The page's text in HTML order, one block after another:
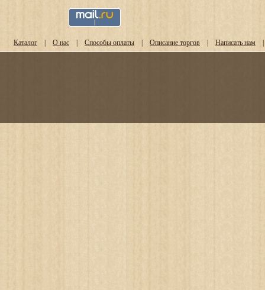
Каталог | О нас | Способы оплаты | Описание торгов | Написать нам |